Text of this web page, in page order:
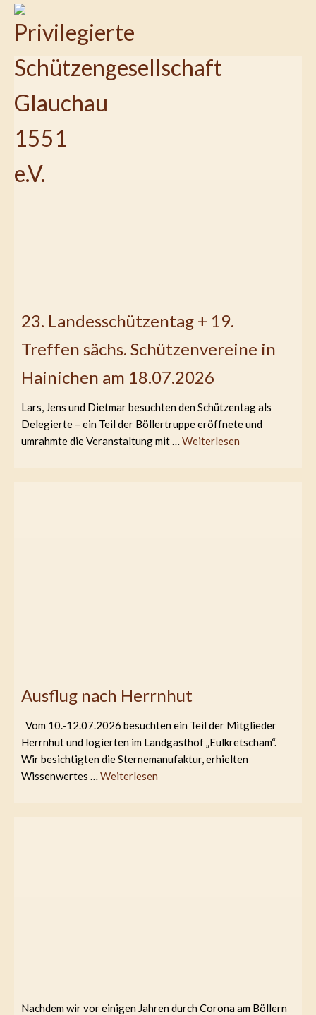
23. Landesschützentag + 19.
Treffen sächs. Schützenvereine in
Hainichen am 18.07.2026
Lars, Jens und Dietmar besuchten den Schützentag als
Delegierte – ein Teil der Böllertruppe eröffnete und
umrahmte die Veranstaltung mit … Weiterlesen
Ausflug nach Herrnhut
Vom 10.-12.07.2026 besuchten ein Teil der Mitglieder
Herrnhut und logierten im Landgasthof „Eulkretscham“.
Wir besichtigten die Sternemanufaktur, erhielten
Wissenwertes … Weiterlesen
Nachdem wir vor einigen Jahren durch Corona am Böllern